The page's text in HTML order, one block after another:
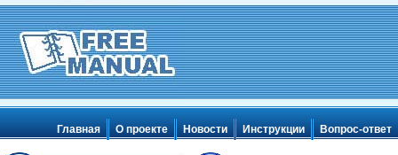
Главная О проекте Новости Инструкции Вопрос-ответ